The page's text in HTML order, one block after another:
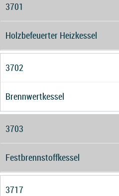
3701
Holzbefeuerter Heizkessel
3702
Brennwertkessel
3703
Festbrennstoffkessel
3717